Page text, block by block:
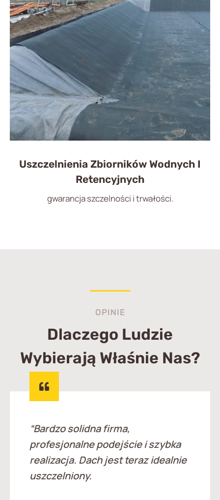
Uszczelnienia Zbiorników Wodnych I
Retencyjnych
gwarancja szczelności i trwałości.
OPINIE
Dlaczego Ludzie
Wybierają Właśnie Nas?
“Bardzo solidna firma,
profesjonalne podejście i szybka
realizacja. Dach jest teraz idealnie
uszczelniony.